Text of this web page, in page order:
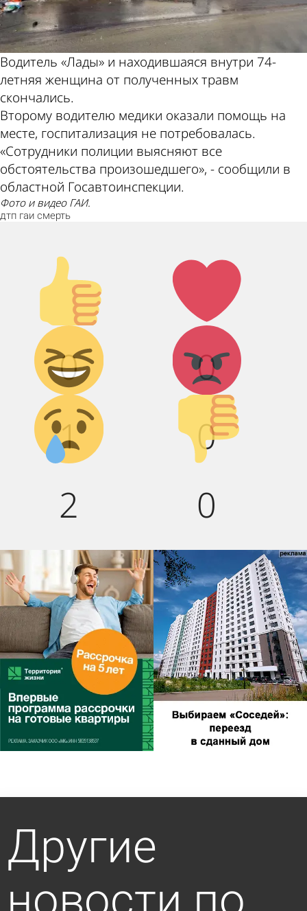
Водитель «Лады» и находившаяся внутри 74-
летняя женщина от полученных травм
скончались.
Второму водителю медики оказали помощь на
месте, госпитализация не потребовалась.
«Сотрудники полиции выясняют все
обстоятельства произошедшего», - сообщили в
областной Госавтоинспекции.
Фото и видео ГАИ.
дтп гаи смерть
Палец
вверх!
0
Лайк!
0
Дикий
смех!
1
Агрессия!
0
Грусть :(
2
Палец
вниз!
0
Другие
новости по